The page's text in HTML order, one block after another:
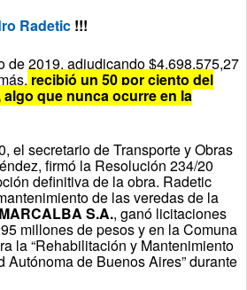
Radetic!!!
de 2019, adjudicando $4.698.575,27
recibió un 50 por ciento del
que nunca ocurre en la
el secretario de Transporte y Obras
firmó la Resolución 234/20
definitiva de la obra. Radetic
de las veredas de la
MARCALBA S.A., ganó licitaciones
millones de pesos y en la Comuna
la “Rehabilitación y Mantenimiento
Autónoma de Buenos Aires” durante